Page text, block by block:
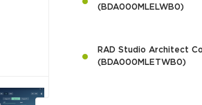
(BDA000MLELWB0)
RAD Studio Architect
(BDA000MLETWB0)